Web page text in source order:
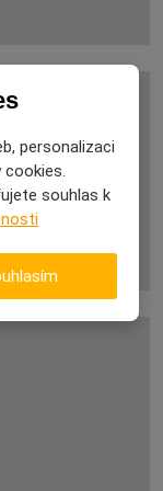
personalizaci
cookies.
souhlas k